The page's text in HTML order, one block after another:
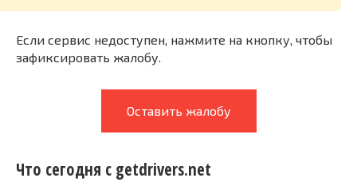
Если сервис недоступен, нажмите на кнопку, чтобы
зафиксировать жалобу.
Оставить жалобу
Что сегодня с getdrivers.net